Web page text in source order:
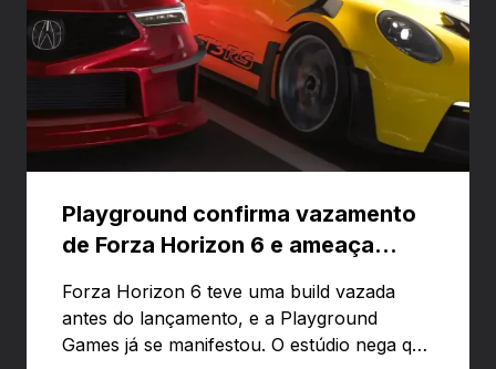
Playground confirma vazamento
de Forza Horizon 6 e ameaça
Forza Horizon 6 teve uma build vazada
antes do lançamento, e a Playground
Games já se manifestou. O estúdio nega que